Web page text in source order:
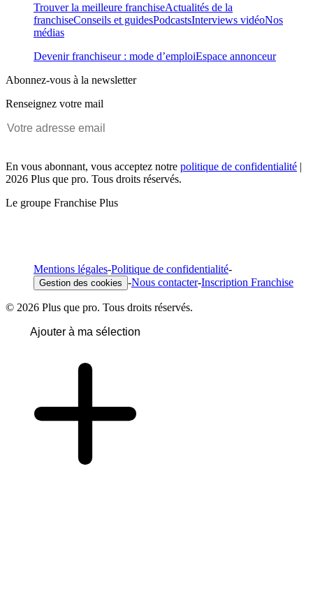
Trouver la meilleure franchiseActualités de la
franchiseConseils et guidesPodcastsInterviews vidéoNos
médias
Devenir franchiseur : mode d’emploiEspace annonceur
Abonnez-vous à la newsletter
Renseignez votre mail
En vous abonnant, vous acceptez notre politique de confidentialité |
2026 Plus que pro. Tous droits réservés.
Le groupe Franchise Plus
Mentions légales-Politique de confidentialité-
Gestion des cookies -Nous contacter-Inscription Franchise
© 2026 Plus que pro. Tous droits réservés.
Ajouter à ma sélection